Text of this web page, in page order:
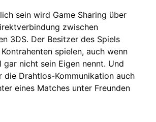
sein wird Game Sharing über
zwischen
3DS. Der Besitzer des Spiels
spielen, auch wenn
gar nicht sein Eigen nennt. Und
die Drahtlos-Kommunikation auch
eines Matches unter Freunden